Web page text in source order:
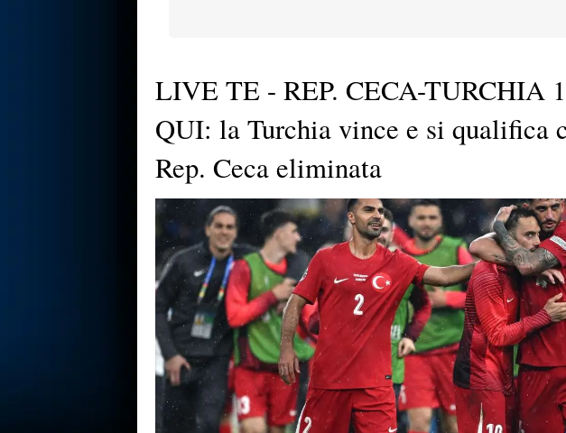
LIVE TE - REP. CECA-TURCHIA
QUI: la Turchia vince e si qualifica
Rep. Ceca eliminata